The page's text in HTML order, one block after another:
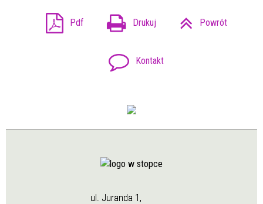
Pdf Drukuj Powrót
Kontakt
ul. Juranda 1,